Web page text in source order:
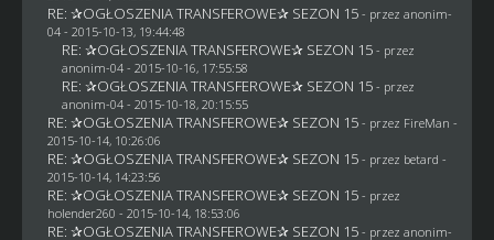
RE: ✰OGŁOSZENIA TRANSFEROWE✰ SEZON 15 - przez anonim-
04- 2015-10-13, 19:44:48
RE: ✰OGŁOSZENIA TRANSFEROWE✰ SEZON 15 - przez
anonim-04- 2015-10-16, 17:55:58
RE: ✰OGŁOSZENIA TRANSFEROWE✰ SEZON 15 - przez
anonim-04- 2015-10-18, 20:15:55
RE: ✰OGŁOSZENIA TRANSFEROWE✰ SEZON 15 - przez FireMan -
2015-10-14, 10:26:06
RE: ✰OGŁOSZENIA TRANSFEROWE✰ SEZON 15 - przez betard -
2015-10-14, 14:23:56
RE: ✰OGŁOSZENIA TRANSFEROWE✰ SEZON 15 - przez
holender260 - 2015-10-14, 18:53:06
RE: ✰OGŁOSZENIA TRANSFEROWE✰ SEZON 15 - przez anonim-